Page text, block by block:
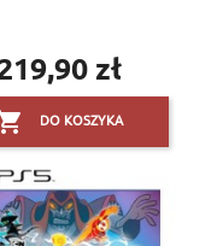
zł
DO KOSZYKA